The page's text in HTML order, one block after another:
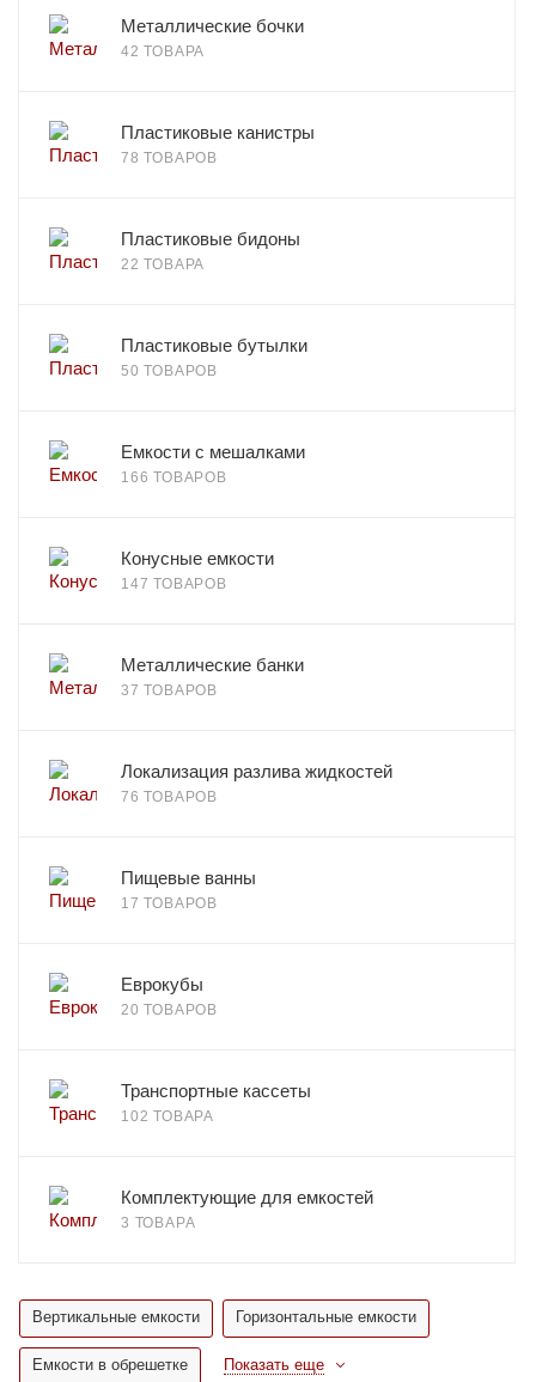
Металлические бочки
42 ТОВАРА
Пластиковые канистры
78 ТОВАРОВ
Пластиковые бидоны
22 ТОВАРА
Пластиковые бутылки
50 ТОВАРОВ
Емкости с мешалками
166 ТОВАРОВ
Конусные емкости
147 ТОВАРОВ
Металлические банки
37 ТОВАРОВ
Локализация разлива жидкостей
76 ТОВАРОВ
Пищевые ванны
17 ТОВАРОВ
Еврокубы
20 ТОВАРОВ
Транспортные кассеты
102 ТОВАРА
Комплектующие для емкостей
3 ТОВАРА
Вертикальные емкости Горизонтальные емкости
Емкости в обрешетке Показать еще